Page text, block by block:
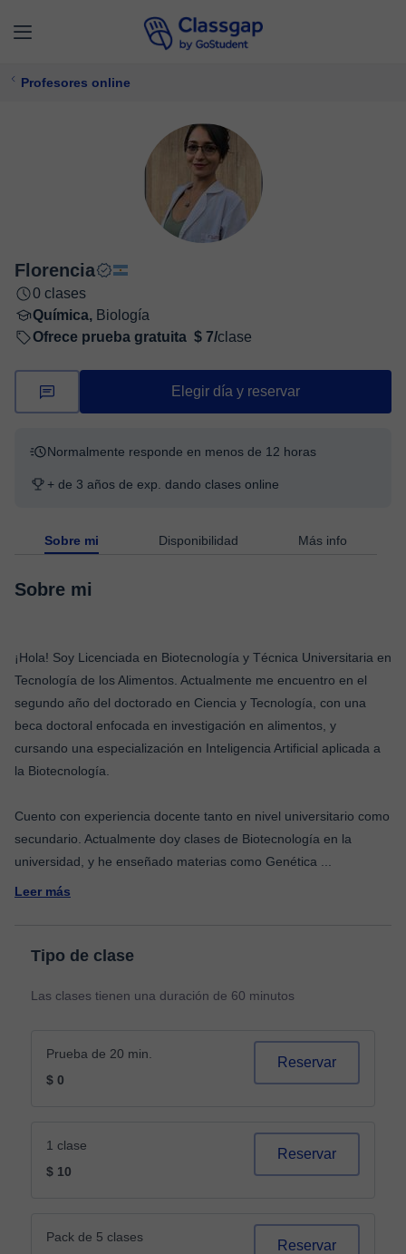
Profesores online
Florencia
0 clases
Química, Biología
Ofrece prueba gratuita $ 7/clase
Elegir día y reservar
Normalmente responde en menos de 12 horas
+ de 3 años de exp. dando clases online
Sobre mi Disponibilidad Más info
Sobre mi
¡Hola! Soy Licenciada en Biotecnología y Técnica Universitaria en
Tecnología de los Alimentos. Actualmente me encuentro en el
segundo año del doctorado en Ciencia y Tecnología, con una
beca doctoral enfocada en investigación en alimentos, y
cursando una especialización en Inteligencia Artificial aplicada a
la Biotecnología.
Cuento con experiencia docente tanto en nivel universitario como
secundario. Actualmente doy clases de Biotecnología en la
universidad, y he enseñado materias como Genética
Leer más
Tipo de clase
Las clases tienen una duración de 60 minutos
Prueba de 20 min.
$ 0
Reservar
1 clase
$ 10
Reservar
Pack de 5 clases
Reservar